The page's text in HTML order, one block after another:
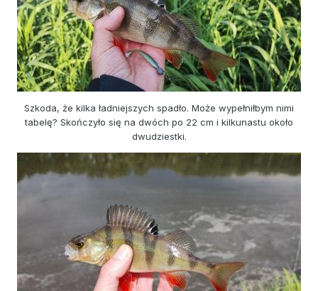
Szkoda, że kilka ładniejszych spadło. Może wypełniłbym nimi
tabelę? Skończyło się na dwóch po 22 cm i kilkunastu około
dwudziestki.